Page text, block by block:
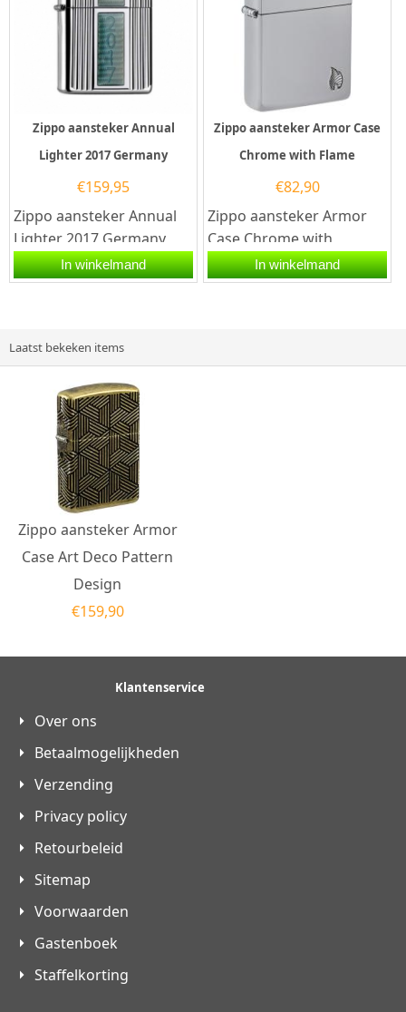
Zippo aansteker Annual
Lighter 2017 Germany
€159,95
Zippo aansteker Annual
Lighter 2017 Germany
met Zippo code
60.002.855. Een Zippo
In winkelmand
Zippo aansteker Armor Case
Chrome with Flame
€82,90
Zippo aansteker Armor
Case Chrome with
FlameDeze Zippo
aansteker heeft een
In winkelmand
Laatst bekeken items
Zippo aansteker Armor
Case Art Deco Pattern
Design
€159,90
Klantenservice
Over ons
Betaalmogelijkheden
Verzending
Privacy policy
Retourbeleid
Sitemap
Voorwaarden
Gastenboek
Staffelkorting